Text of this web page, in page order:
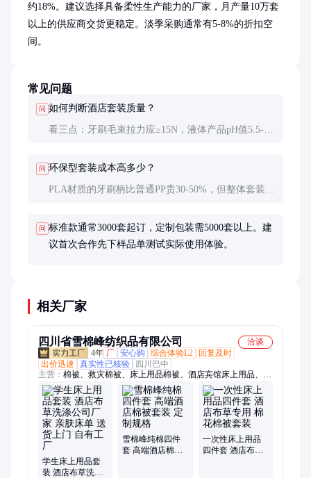
约18%。建议选择具备柔性生产能力的厂家，月产量10万套
以上的供应商交货更稳定。淡季采购通常有5-8%的折扣空
间。
常见问题
问 如何判断酒店套装质量？
看三点：牙刷毛束拉力应≥15N，液体产品pH值5.5-
问 环保型套装成本高多少？
PLA材质的牙刷柄比普通PP贵30-50%，但整体套装成
问 标准款通常3000套起订，定制包装需5000套以上。建
议首次合作先下样品单测试实际使用体验。
相关厂家
四川省雪棉峰纺织品有限公司
洽谈
4年 厂 安心购 综合体验L2
回复及时
出价迅速
真实性已核验
四川巴中
主营： 棉被、救灾棉被、床上用品棉被、酒店宾馆床上用品、床
上用品、棉胎、床上用品四件套、被子、棉絮
学生床上用品套
装 酒店布草洗涤
雪棉峰纯棉四件
套 高端酒店棉被
一次性床上用品
四件套 酒店布草